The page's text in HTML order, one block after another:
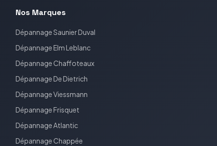
Nos Marques
DépannageSaunier Duval
DépannageElm Leblanc
Dépannage Chaffoteaux
DépannageDe Dietrich
DépannageViessmann
DépannageFrisquet
DépannageAtlantic
Dépannage Chappée